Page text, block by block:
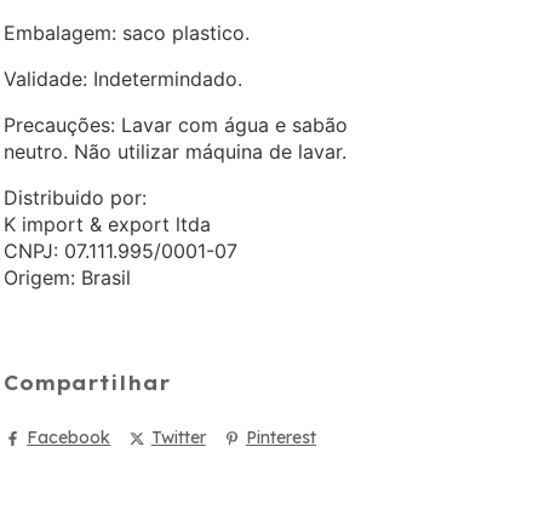
Embalagem: saco plastico.
Validade: Indetermindado.
Precauções: Lavar com água e sabão
neutro. Não utilizar máquina de lavar.
Distribuido por:
K import & export ltda
CNPJ: 07.111.995/0001-07
Origem: Brasil
Compartilhar
Facebook Twitter Pinterest